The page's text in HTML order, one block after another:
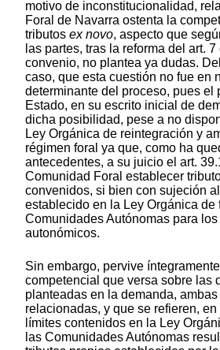
motivo de inconstitucionalidad,
Foral de Navarra ostenta la
tributos ex novo, aspecto que
las partes, tras la reforma del art. 7
convenio, no plantea ya dudas.
caso, que esta cuestión no fue en
determinante del proceso, pues el
Estado, en su escrito inicial de
dicha posibilidad, pese a no
Ley Orgánica de reintegración y
régimen foral ya que, como ha
antecedentes, a su juicio el art.
Comunidad Foral establecer
convenidos, si bien con sujeción
establecido en la Ley Orgánica
Comunidades Autónomas para
autonómicos.
Sin embargo, pervive
competencial que versa sobre las
planteadas en la demanda,
relacionadas, y que se refieren,
límites contenidos en la Ley
las Comunidades Autónomas